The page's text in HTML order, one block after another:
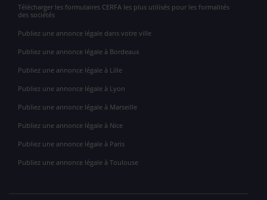
Télécharger les formulaires CERFA les plus utilisés pour les formalités
des sociétés
Publiez une annonce légale dans votre ville
Publiez une annonce légale à Bordeaux
Publiez une annonce légale à Lille
Publiez une annonce légale à Lyon
Publiez une annonce légale à Marseille
Publiez une annonce légale à Nice
Publiez une annonce légale à Paris
Publiez une annonce légale à Toulouse